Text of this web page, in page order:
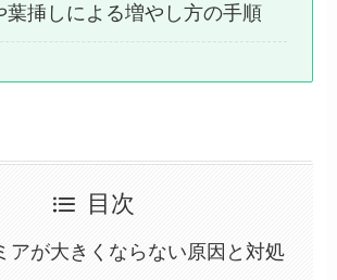
葉挿しによる増やし方の手順
目次
アが大きくならない原因と対処